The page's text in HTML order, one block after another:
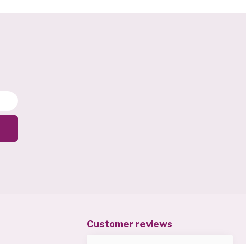
Customer reviews